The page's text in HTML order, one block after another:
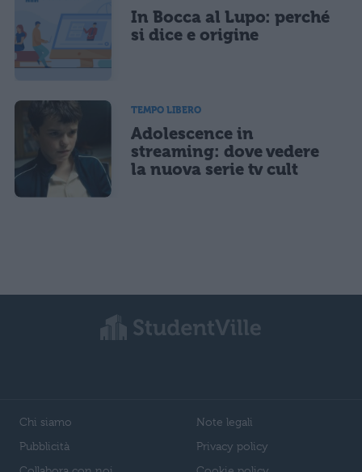
In Bocca al Lupo: perché
si dice e origine
TEMPO LIBERO
Adolescence in
streaming: dove vedere
la nuova serie tv cult
Chi siamo
Pubblicità
Note legali
Privacy policy